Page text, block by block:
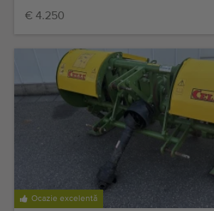
€ 4.250
Ocazie excelentă